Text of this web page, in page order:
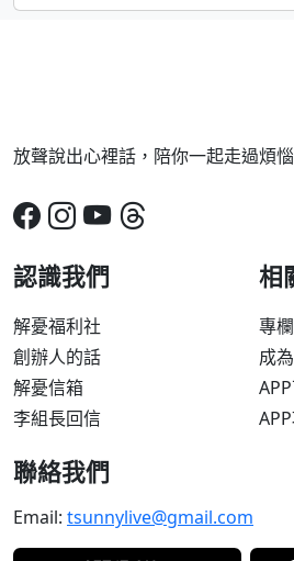
放聲說出心裡話，陪你一起走過煩惱
認識我們
解憂福利社
創辦人的話
解憂信箱
李組長回信
相
專
成
聯絡我們
Email: tsunnylive@gmail.com